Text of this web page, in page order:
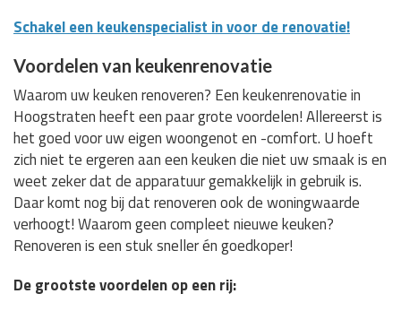
Schakel een keukenspecialist in voor de renovatie!
Voordelen van keukenrenovatie
Waarom uw keuken renoveren? Een keukenrenovatie in
Hoogstraten heeft een paar grote voordelen! Allereerst is
het goed voor uw eigen woongenot en -comfort. U hoeft
zich niet te ergeren aan een keuken die niet uw smaak is en
weet zeker dat de apparatuur gemakkelijk in gebruik is.
Daar komt nog bij dat renoveren ook de woningwaarde
verhoogt! Waarom geen compleet nieuwe keuken?
Renoveren is een stuk sneller én goedkoper!
De grootste voordelen op een rij: